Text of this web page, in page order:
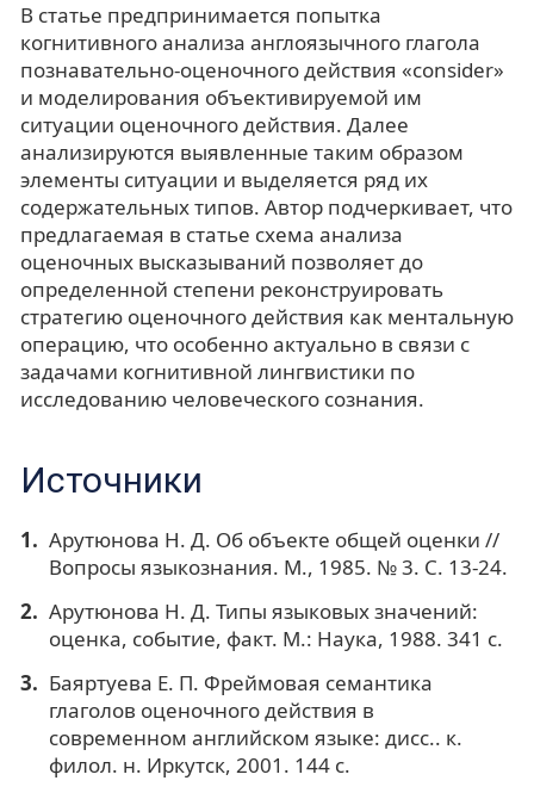
В статье предпринимается попытка
когнитивного анализа англоязычного глагола
познавательно-оценочного действия «consider»
и моделирования объективируемой им
ситуации оценочного действия. Далее
анализируются выявленные таким образом
элементы ситуации и выделяется ряд их
содержательных типов. Автор подчеркивает, что
предлагаемая в статье схема анализа
оценочных высказываний позволяет до
определенной степени реконструировать
стратегию оценочного действия как ментальную
операцию, что особенно актуально в связи с
задачами когнитивной лингвистики по
исследованию человеческого сознания.
Источники
Арутюнова Н. Д. Об объекте общей оценки //
Вопросы языкознания. М., 1985. № 3. С. 13-24.
Арутюнова Н. Д. Типы языковых значений:
оценка, событие, факт. М.: Наука, 1988. 341 с.
Баяртуева Е. П. Фреймовая семантика
глаголов оценочного действия в
современном английском языке: дисс.. к.
филол. н. Иркутск, 2001. 144 с.